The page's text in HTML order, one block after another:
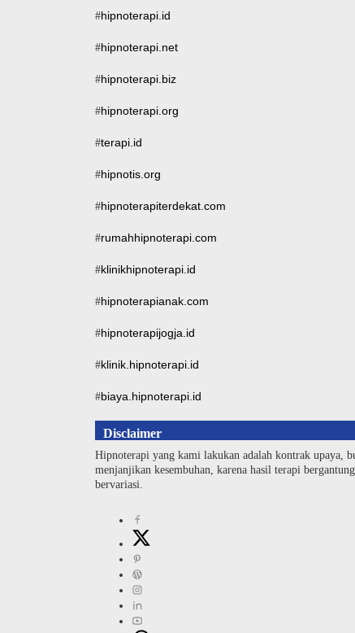
#hipnoterapi.id
#hipnoterapi.net
#hipnoterapi.biz
#hipnoterapi.org
#terapi.id
#hipnotis.org
#hipnoterapiterdekat.com
#rumahhipnoterapi.com
#klinikhipnoterapi.id
#hipnoterapianak.com
#hipnoterapijogja.id
#klinik.hipnoterapi.id
#biaya.hipnoterapi.id
Disclaimer
Hipnoterapi yang kami lakukan adalah kontrak upaya,
menjanjikan kesembuhan, karena hasil terapi
bervariasi.